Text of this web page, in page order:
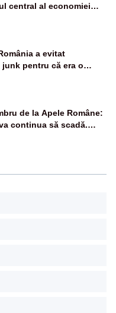
central al economiei
a evitat
junk pentru că era o
bănci și fondurile de
de la Apele Române:
continua să scadă.
închide în 4 zile